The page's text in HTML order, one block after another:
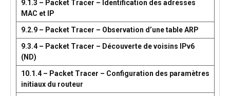
9.1.3 – Packet Tracer – Identification des adresses
MAC et IP
9.2.9 – Packet Tracer – Observation d’une table ARP
9.3.4 – Packet Tracer – Découverte de voisins IPv6
(ND)
10.1.4 – Packet Tracer – Configuration des paramètres
initiaux du routeur